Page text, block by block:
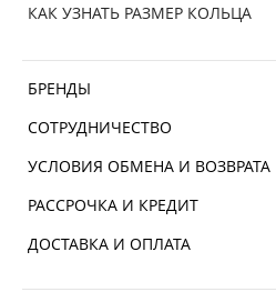
КАК УЗНАТЬ РАЗМЕР КОЛЬЦА
БРЕНДЫ
СОТРУДНИЧЕСТВО
УСЛОВИЯ ОБМЕНА И ВОЗВРАТА
РАССРОЧКА И КРЕДИТ
ДОСТАВКА И ОПЛАТА